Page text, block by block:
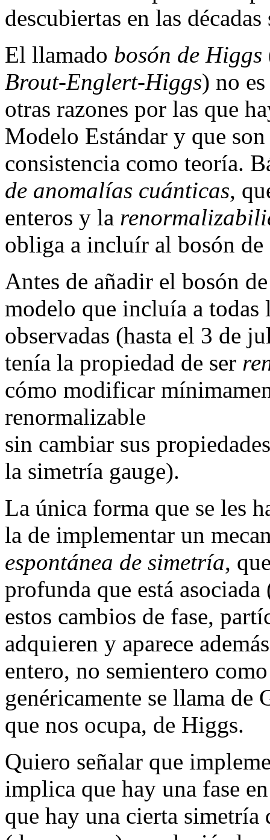
descubiertas en las
El llamado bosón de Higgs
Brout-Englert-Higgs) no
otras razones por las que
Modelo Estándar y que
consistencia como teoría.
de anomalías cuánticas,
enteros y la
obliga a incluír al bosón
Antes de añadir el bosón
modelo que incluía a todas
observadas (hasta el 3 de
tenía la propiedad de ser
cómo modificar
renormalizable
sin cambiar sus
la simetría gauge).
La única forma que se les
la de implementar un
espontánea de simetría,
profunda que está
estos cambios de fase,
adquieren y aparece
entero, no semientero
genéricamente se llama de
que nos ocupa, de Higgs.
Quiero señalar que
implica que hay una fase
que hay una cierta simetría